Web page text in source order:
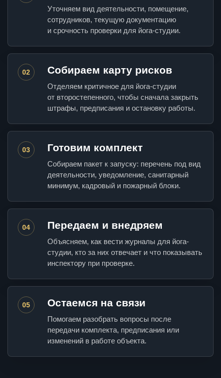
Уточняем вид деятельности, помещение,
сотрудников, текущую документацию
и срочность проверки для йога-студии.
02 Собираем карту рисков
Отделяем критичное для йога-студии
от второстепенного, чтобы сначала закрыть
штрафы, предписания и остановку работы.
03 Готовим комплект
Собираем пакет к запуску: перечень под вид
деятельности, уведомление, санитарный
минимум, кадровый и пожарный блоки.
04 Передаем и внедряем
Объясняем, как вести журналы для йога-
студии, кто за них отвечает и что показывать
инспектору при проверке.
05 Остаемся на связи
Помогаем разобрать вопросы после
передачи комплекта, предписания или
изменений в работе объекта.